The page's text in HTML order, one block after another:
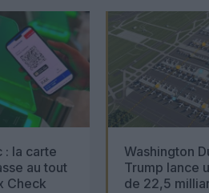
: la carte
au tout
Check
Washington
Trump lance
de 22,5